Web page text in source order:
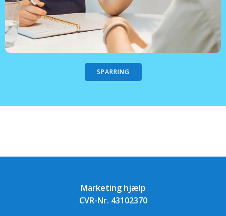
SPARRING
Marketing hjælp
CVR-Nr. 43102370